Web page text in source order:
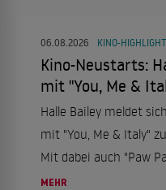
06.08.2026 KINO-
Kino-Neustarts:
mit "You, Me &
Halle Bailey meldet
mit "You, Me & Italy"
Mit dabei auch "Paw
"Nightborn". Ein
MEHR